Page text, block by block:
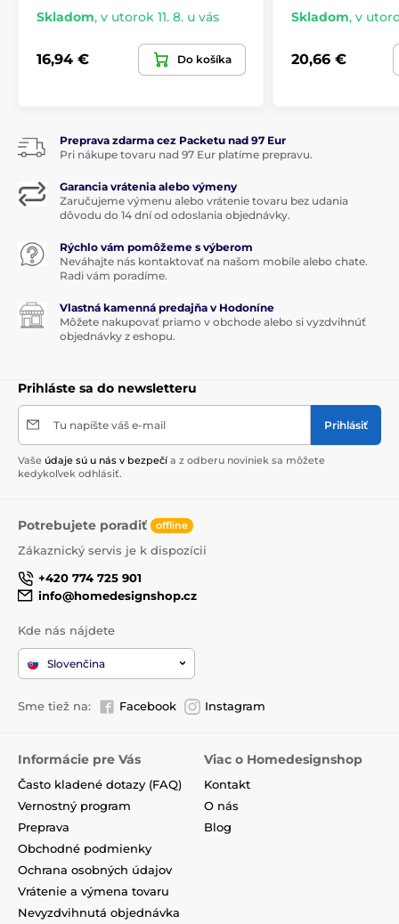
Skladom, v utorok 11. 8. u vás
16,94 € Do košíka
Skladom, v
20,66 €
Preprava zdarma cez Packetu nad 97 Eur
Pri nákupe tovaru nad 97 Eur platíme prepravu.
Garancia vrátenia alebo výmeny
Zaručujeme výmenu alebo vrátenie tovaru bez udania
dôvodu do 14 dní od odoslania objednávky.
Rýchlo vám pomôžeme s výberom
Neváhajte nás kontaktovať na našom mobile alebo chate.
Radi vám poradíme.
Vlastná kamenná predajňa v Hodoníne
Môžete nakupovať priamo v obchode alebo si vyzdvihnúť
objednávky z eshopu.
Prihláste sa do newsletteru
Tu napíšte váš e-mail Prihlásiť
Vaše údaje sú u nás v bezpečí a z odberu noviniek sa môžete
kedykoľvek odhlásiť.
Potrebujete poradiť offline
Zákaznický servis je k dispozícii
+420 774 725 901
info@homedesignshop.cz
Kde nás nájdete
Slovenčina
Sme tiež na: Facebook Instagram
Informácie pre Vás
Často kladené dotazy (FAQ)
Vernostný program
Preprava
Obchodné podmienky
Ochrana osobných údajov
Vrátenie a výmena tovaru
Nevyzdvihnutá objednávka
Viac o Homedesignshop
Kontakt
O nás
Blog